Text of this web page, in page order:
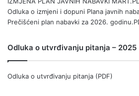
Odluka o izmjeni i dopuni Plana javnih
Prečišćeni plan nabavki za 2026.
Odluka o utvrđivanju pitanja – 2025
Odluka o utvrđivanju pitanja (PDF)